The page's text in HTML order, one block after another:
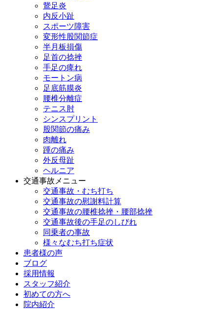
鵞足炎
内反小趾
スポーツ障害
変形性股関節症
半月板損傷
足首の捻挫
手足の痺れ
モートン病
足底筋膜炎
腰椎分離症
テニス肘
シンスプリント
股関節の痛み
肉離れ
踵の痛み
外反母趾
ヘルニア
交通事故メニュー
交通事故・むち打ち
交通事故の慰謝料計算
交通事故の腰椎捻挫・腰部捻挫
交通事故後の手足のしびれ
同乗者の事故
様々なむち打ち症状
患者様の声
ブログ
採用情報
スタッフ紹介
初めての方へ
院内紹介